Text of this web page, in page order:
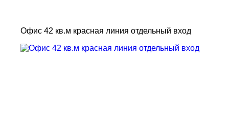
Офис 42 кв.м красная линия отдельный вход